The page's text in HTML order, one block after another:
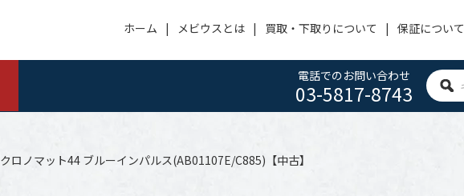
ホーム メビウスとは 買取・下取りについて 保証について
ロレックス オメガ パネライ
電話でのお問い合わせ
03-5817-8743
クロノマット44 ブルーインパルス(AB01107E/C885)【中古】